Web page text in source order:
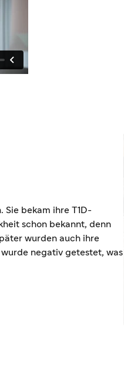
Sie bekam ihre T1D-
schon bekannt, denn
wurden auch ihre
negativ getestet, was